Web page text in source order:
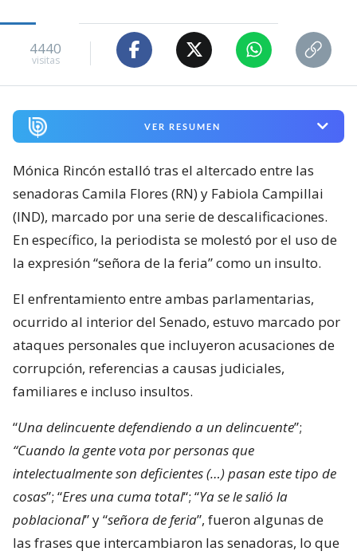
4440
visitas
VER RESUMEN
Mónica Rincón estalló tras el altercado entre las
senadoras Camila Flores (RN) y Fabiola Campillai
(IND), marcado por una serie de descalificaciones.
En específico, la periodista se molestó por el uso de
la expresión “señora de la feria” como un insulto.
El enfrentamiento entre ambas parlamentarias,
ocurrido al interior del Senado, estuvo marcado por
ataques personales que incluyeron acusaciones de
corrupción, referencias a causas judiciales,
familiares e incluso insultos.
“Una delincuente defendiendo a un delincuente”;
“Cuando la gente vota por personas que
intelectualmente son deficientes (…) pasan este tipo de
cosas”; “Eres una cuma total“; “Ya se le salió la
poblacional” y “señora de feria”, fueron algunas de
las frases que intercambiaron las senadoras, lo que